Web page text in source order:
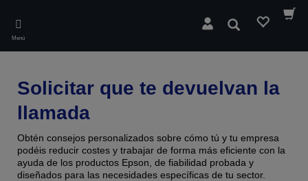
main
content
Menú
Buscar
Solicitar que te devuelvan la
llamada
Obtén consejos personalizados sobre cómo tú y tu empresa
podéis reducir costes y trabajar de forma más eficiente con la
ayuda de los productos Epson, de fiabilidad probada y
diseñados para las necesidades específicas de tu sector.